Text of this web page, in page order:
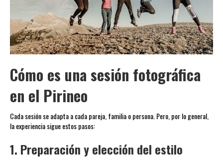
Cómo es una sesión fotográfica
en el Pirineo
Cada sesión se adapta a cada pareja, familia o persona. Pero, por lo general,
la experiencia sigue estos pasos:
1. Preparación y elección del estilo